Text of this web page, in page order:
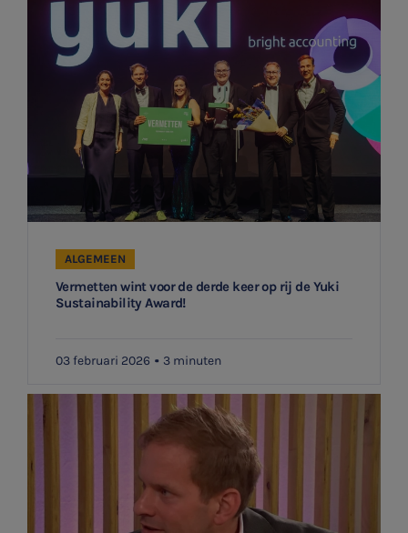
Vermetten wint voor de derde keer op rij de Yuki
Sustainability Award!
ALGEMEEN
03 februari 2026 3 minuten